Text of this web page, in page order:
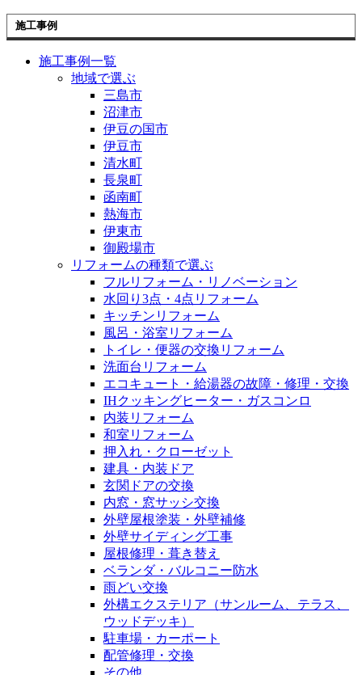
施工事例
施工事例一覧
地域で選ぶ
三島市
沼津市
伊豆の国市
伊豆市
清水町
長泉町
函南町
熱海市
伊東市
御殿場市
リフォームの種類で選ぶ
フルリフォーム・リノベーション
水回り3点・4点リフォーム
キッチンリフォーム
風呂・浴室リフォーム
トイレ・便器の交換リフォーム
洗面台リフォーム
エコキュート・給湯器の故障・修理・交換
IHクッキングヒーター・ガスコンロ
内装リフォーム
和室リフォーム
押入れ・クローゼット
建具・内装ドア
玄関ドアの交換
内窓・窓サッシ交換
外壁屋根塗装・外壁補修
外壁サイディング工事
屋根修理・葺き替え
ベランダ・バルコニー防水
雨どい交換
外構エクステリア（サンルーム、テラス、
ウッドデッキ）
駐車場・カーポート
配管修理・交換
その他